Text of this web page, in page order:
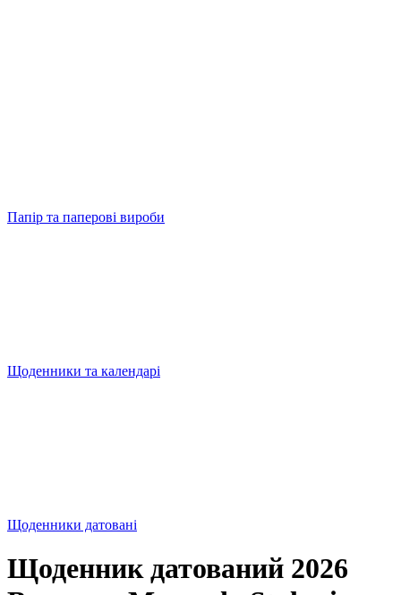
Папір та паперові вироби
Щоденники та календарі
Щоденники датовані
Щоденник датований 2026